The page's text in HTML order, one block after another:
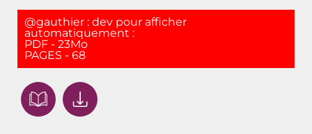
@gauthier : dev pour afficher
automatiquement :
PDF - 23Mo
PAGES - 68